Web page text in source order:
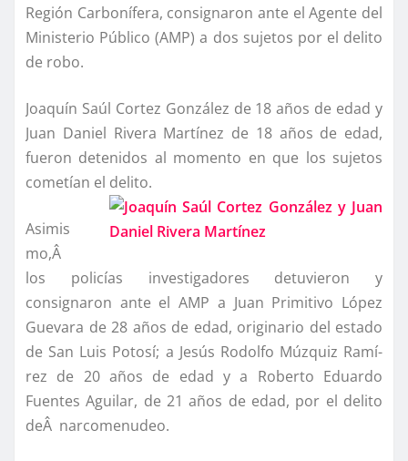
Región Carboní­fera, consignaron ante el Agente del
Ministerio Público (AMP) a dos sujetos por el delito
de robo.
Joaquí­n Saúl Cortez González de 18 años de edad y
Juan Daniel Rivera Martí­nez de 18 años de edad,
fueron detenidos al momento en que los sujetos
cometí­an el delito.
Asimis
mo,Â
los policí­as investigadores detuvieron y
consignaron ante el AMP a Juan Primitivo López
Guevara de 28 años de edad, originario del estado
de San Luis Potosí­; a Jesús Rodolfo Múzquiz Ramí­
rez de 20 años de edad y a Roberto Eduardo
Fuentes Aguilar, de 21 años de edad, por el delito
deÂ narcomenudeo.